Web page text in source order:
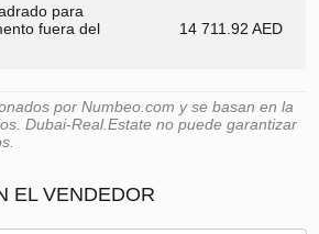
para
fuera del
14 711.92 AED
por Numbeo.com y se basan en la
Dubai-Real.Estate no puede garantizar
EL VENDEDOR